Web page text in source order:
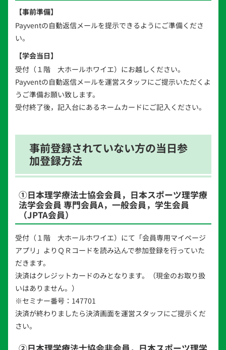
【事前準備】
Payventの自動返信メールを提示できるようにご準備くださ
い。
【学会当日】
受付（１階 大ホールホワイエ）にお越しください。
Payventの自動返信メールを運営スタッフにご提示いただくよ
うご準備お願い致します。
受付終了後，記入台にあるネームカードにご記入ください。
事前登録されていない方の当日参
加登録方法
①日本理学療法士協会会員，日本スポーツ理学療
法学会会員 専門会員A，一般会員，学生会員
（JPTA会員）
受付（１階 大ホールホワイエ）にて「会員専用マイページ
アプリ」よりＱＲコードを読み込んで参加登録を行っていた
だきます。
決済はクレジットカードのみとなります。（現金のお取り扱
いはありません。）
※セミナー番号：147701
決済が終わりましたら決済画面を運営スタッフにご提示くだ
さい。